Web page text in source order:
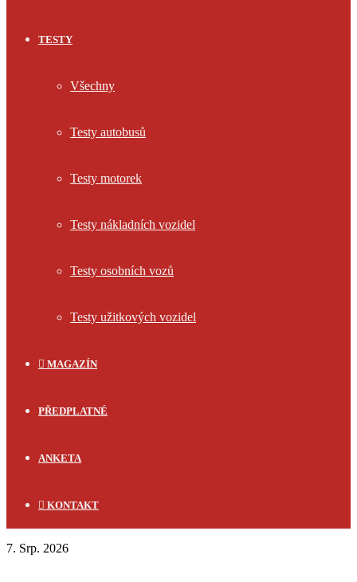
TESTY
Všechny
Testy autobusů
Testy motorek
Testy nákladních vozidel
Testy osobních vozů
Testy užitkových vozidel
MAGAZÍN
PŘEDPLATNÉ
ANKETA
KONTAKT
7. Srp. 2026